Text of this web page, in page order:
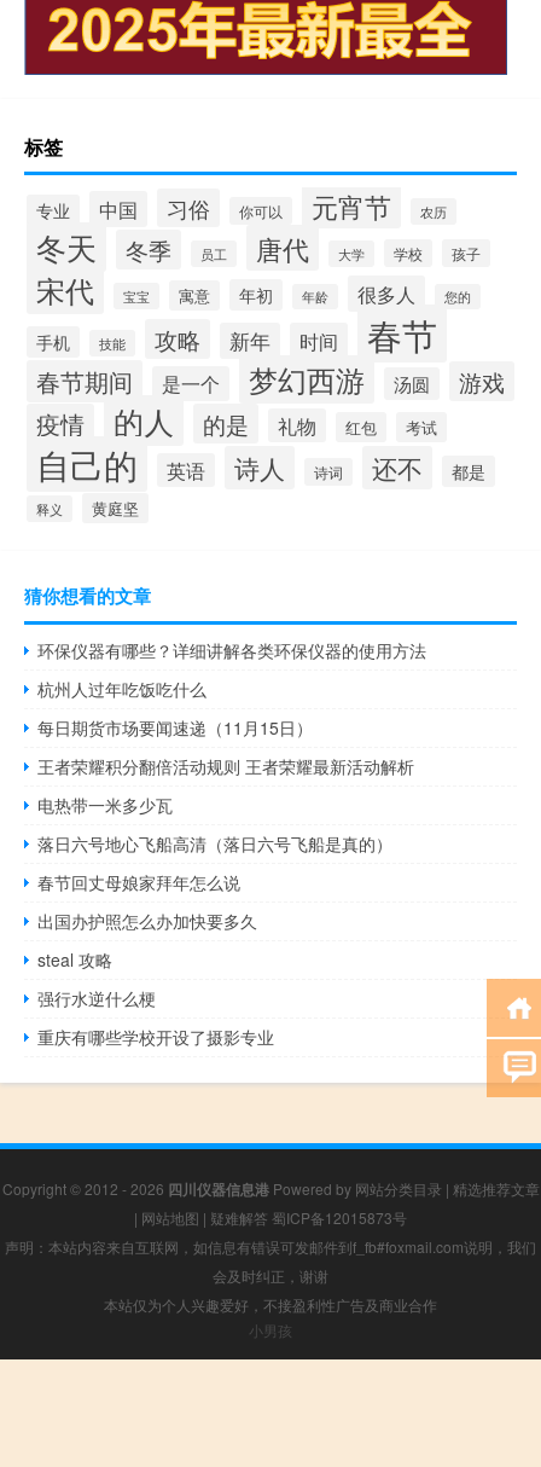
标签
专业 中国 习俗 你可以 元宵节 农历
冬天 冬季 员工 唐代 大学 学校 孩子
宋代 宝宝 寓意 年初 年龄 很多人 您的
手机 技能 攻略 新年 时间 春节
春节期间 是一个 梦幻西游 汤圆 游戏
疫情 的人 的是 礼物 红包 考试
自己的 英语 诗人 诗词 还不 都是
释义 黄庭坚
猜你想看的文章
环保仪器有哪些？详细讲解各类环保仪器的使用方法
杭州人过年吃饭吃什么
每日期货市场要闻速递（11月15日）
王者荣耀积分翻倍活动规则 王者荣耀最新活动解析
电热带一米多少瓦
落日六号地心飞船高清（落日六号飞船是真的）
春节回丈母娘家拜年怎么说
出国办护照怎么办加快要多久
steal 攻略
强行水逆什么梗
重庆有哪些学校开设了摄影专业
Copyright © 2012 - 2026 四川仪器信息港Powered by 网站分类目录 | 精选推荐文章
| 网站地图 | 疑难解答 蜀ICP备12015873号
声明：本站内容来自互联网，如信息有错误可发邮件到f_fb#foxmail.com说明，我们
会及时纠正，谢谢
本站仅为个人兴趣爱好，不接盈利性广告及商业合作
小男孩